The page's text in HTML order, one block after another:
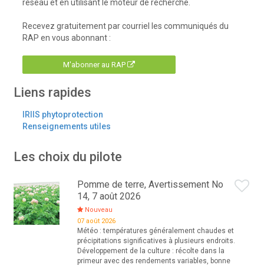
réseau et en utilisant le moteur de recherche.
Recevez gratuitement par courriel les communiqués du
RAP en vous abonnant :
M'abonner au RAP
Liens rapides
IRIIS phytoprotection
Renseignements utiles
Les choix du pilote
Pomme de terre, Avertissement No
14, 7 août 2026
Nouveau
07 août 2026
Météo : températures généralement chaudes et
précipitations significatives à plusieurs endroits.
Développement de la culture : récolte dans la
primeur avec des rendements variables, bonne